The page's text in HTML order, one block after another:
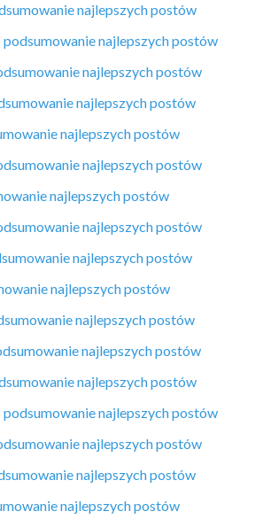
najlepszych postów
najlepszych postów
najlepszych postów
najlepszych postów
najlepszych postów
najlepszych postów
najlepszych postów
najlepszych postów
najlepszych postów
najlepszych postów
najlepszych postów
najlepszych postów
najlepszych postów
najlepszych postów
najlepszych postów
najlepszych postów
najlepszych postów